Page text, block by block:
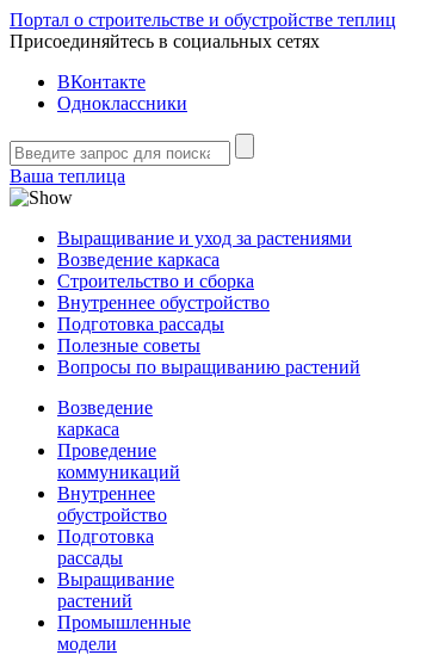
Портал о строительстве и обустройстве теплиц
Присоединяйтесь в социальных сетях
ВКонтакте
Одноклассники
Ваша теплица
Выращивание и уход за растениями
Возведение каркаса
Строительство и сборка
Внутреннее обустройство
Подготовка рассады
Полезные советы
Вопросы по выращиванию растений
Возведение
каркаса
Проведение
коммуникаций
Внутреннее
обустройство
Подготовка
рассады
Выращивание
растений
Промышленные
модели